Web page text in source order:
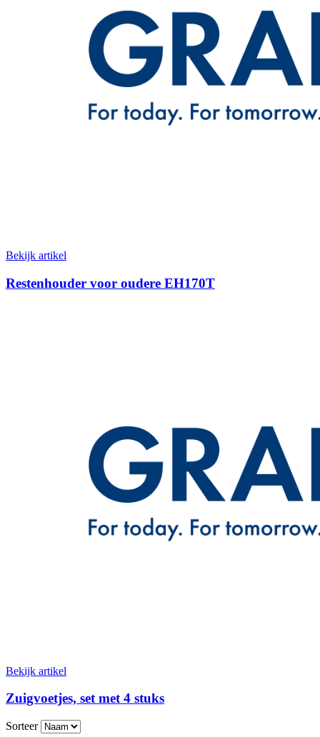
Bekijk artikel
Restenhouder voor oudere EH170T
Bekijk artikel
Zuigvoetjes, set met 4 stuks
Sorteer